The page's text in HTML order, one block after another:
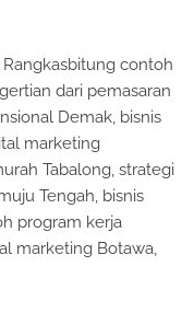
contoh
dari pemasaran
Demak, bisnis
marketing
Tabalong, strategi
Tengah, bisnis
program kerja
marketing Botawa,